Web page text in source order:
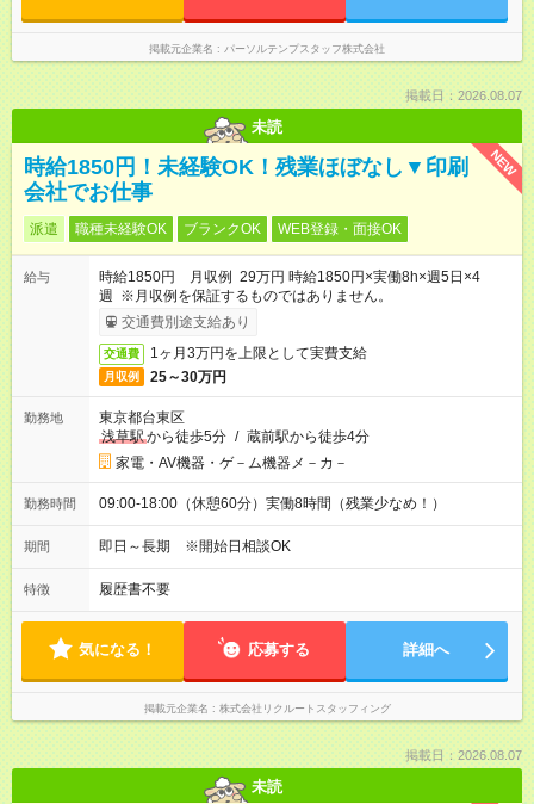
掲載元企業名 パーソルテンプスタッフ株式会社
掲載日：2026.08.07
未読
NEW
時給1850円！未経験OK！残業ほぼなし▼印刷
会社でお仕事
派遣 職種未経験OK ブランクOK WEB登録・面接OK
給与
時給1850円 月収例 29万円 時給1850円×実働8h×週5日×4
週 ※月収例を保証するものではありません。
交通費別途支給あり
交通費 1ヶ月3万円を上限として実費支給
月収例 25～30万円
勤務地
東京都台東区
浅草駅から徒歩5分 / 蔵前駅から徒歩4分
家電・AV機器・ゲ－ム機器メ－カ－
勤務時間 09:00-18:00（休憩60分）実働8時間（残業少なめ！）
期間 即日～長期 ※開始日相談OK
特徴 履歴書不要
気になる！ 応募する 詳細へ
掲載元企業名 株式会社リクルートスタッフィング
掲載日：2026.08.07
未読